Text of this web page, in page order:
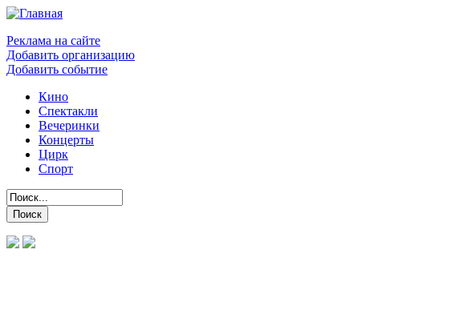
Реклама на сайте
Добавить организацию
Добавить событие
Кино
Спектакли
Вечеринки
Концерты
Цирк
Спорт